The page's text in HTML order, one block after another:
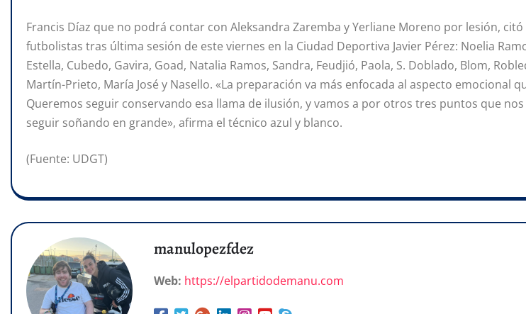
Francis Díaz que no podrá contar con Aleksandra Zaremba y Yerliane Moreno por lesión,
futbolistas tras última sesión de este viernes en la Ciudad Deportiva Javier Pérez: Noelia
Estella, Cubedo, Gavira, Goad, Natalia Ramos, Sandra, Feudjió, Paola, S. Doblado, Blom,
Martín-Prieto, María José y Nasello. «La preparación va más enfocada al aspecto emocional
Queremos seguir conservando esa llama de ilusión, y vamos a por otros tres puntos que
seguir soñando en grande», afirma el técnico azul y blanco.
(Fuente: UDGT)
manulopezfdez
Web: https://elpartidodemanu.com